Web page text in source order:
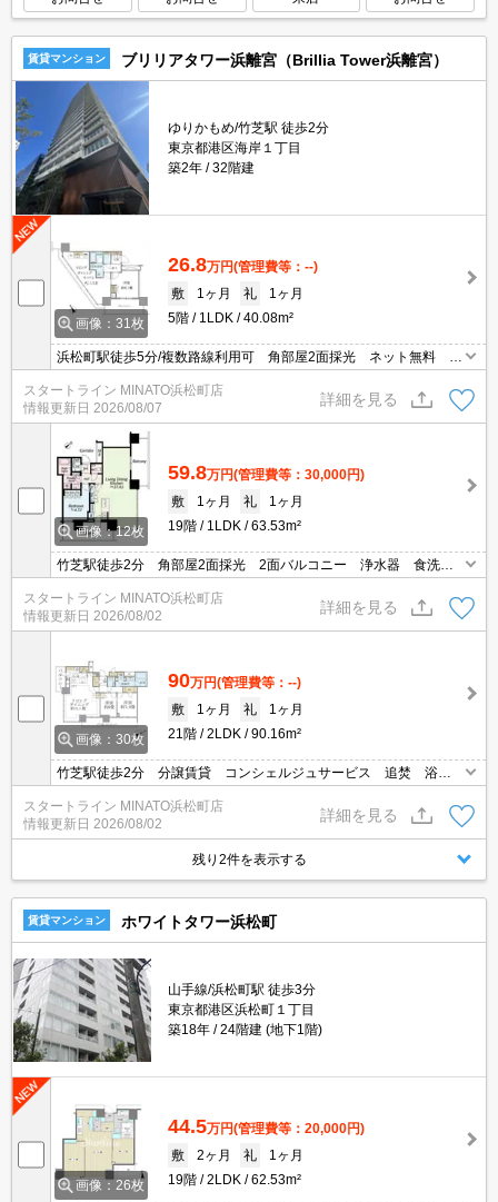
賃貸マンション ブリリアタワー浜離宮（Brillia Tower浜離宮）
ゆりかもめ/竹芝駅 徒歩2分
東京都港区海岸１丁目
築2年
32階建
画像：31枚
26.8万円(管理費等：--)
敷
1ヶ月 礼
1ヶ月
5階
1LDK 40.08m²
浜松町駅徒歩5分/複数路線利用可 角部屋2面採光 ネット無料 デ
ィスポーザー エアコン2基 追焚
スタートライン MINATO浜松町店
情報更新日 2026/08/07
詳細を見る
画像：12枚
59.8万円(管理費等：30,000円)
敷
1ヶ月 礼
1ヶ月
19階
1LDK 63.53m²
竹芝駅徒歩2分 角部屋2面採光 2面バルコニー 浄水器 食洗
機 オートロック 防犯カメラ 宅配BOX
スタートライン MINATO浜松町店
情報更新日 2026/08/02
詳細を見る
画像：30枚
90万円(管理費等：--)
敷
1ヶ月 礼
1ヶ月
21階
2LDK 90.16m²
竹芝駅徒歩2分 分譲賃貸 コンシェルジュサービス 追焚 浴室
乾燥機 WIC・SIC他収納充実 床暖房
スタートライン MINATO浜松町店
情報更新日 2026/08/02
詳細を見る
残り2件を表示する
賃貸マンション ホワイトタワー浜松町
山手線/浜松町駅 徒歩3分
東京都港区浜松町１丁目
築18年
24階建 (地下1階)
画像：26枚
44.5万円(管理費等：20,000円)
敷
2ヶ月 礼
1ヶ月
19階
2LDK 62.53m²